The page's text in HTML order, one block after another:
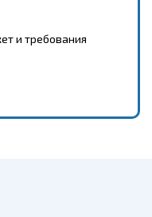
и требования